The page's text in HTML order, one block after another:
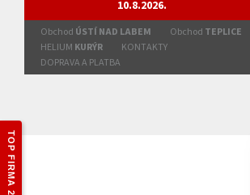
10.8.2026.
Obchod ÚSTÍ NAD LABEM Obchod TEPLICE
HELIUM KURÝR
KONTAKTY
DOPRAVA A PLATBA
TOP FIRMA 2025